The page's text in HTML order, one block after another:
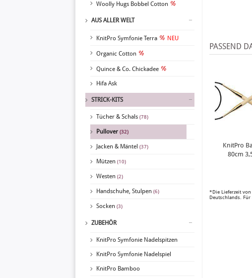
Woolly Hugs Bobbel Cotton
AUS ALLER WELT
KnitPro Symfonie Terra NEU
Organic Cotton
Quince & Co. Chickadee
Hifa Ask
STRICK-KITS
Tücher & Schals (78)
Pullover (32)
Jacken & Mäntel (37)
Mützen (10)
Westen (2)
Handschuhe, Stulpen (6)
Socken (3)
ZUBEHÖR
KnitPro Symfonie Nadelspitzen
KnitPro Symfonie Nadelspiel
KnitPro Bamboo
PASSEND
KnitPro
80cm
*Die Lieferzeit von
Deutschlands.